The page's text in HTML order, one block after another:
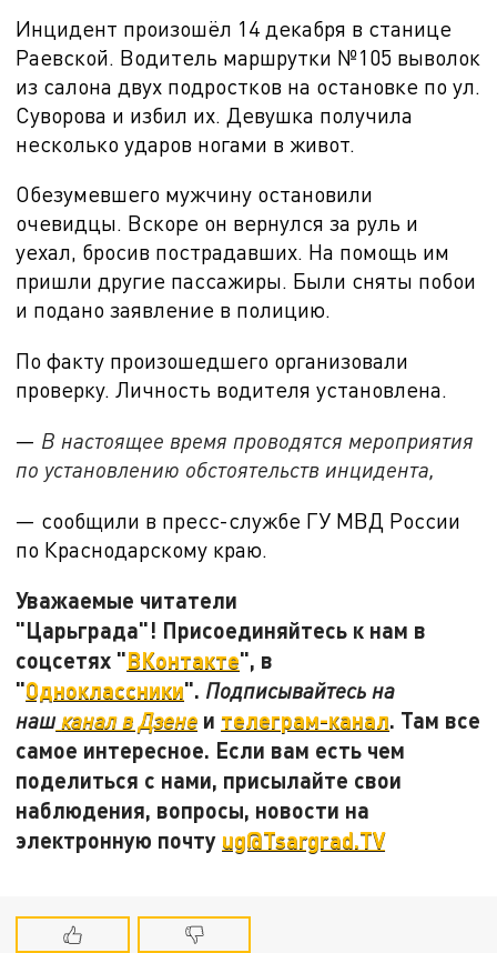
Инцидент произошёл 14 декабря в станице
Раевской. Водитель маршрутки №105 выволок
из салона двух подростков на остановке по ул.
Суворова и избил их. Девушка получила
несколько ударов ногами в живот.
Обезумевшего мужчину остановили
очевидцы. Вскоре он вернулся за руль и
уехал, бросив пострадавших. На помощь им
пришли другие пассажиры. Были сняты побои
и подано заявление в полицию.
По факту произошедшего организовали
проверку. Личность водителя установлена.
— В настоящее время проводятся мероприятия
по установлению обстоятельств инцидента,
— сообщили в пресс-службе ГУ МВД России
по Краснодарскому краю.
Уважаемые читатели
"Царьграда"! Присоединяйтесь к нам в
соцсетях "ВКонтакте", в
"Одноклассники". Подписывайтесь на
наш канал в Дзене и телеграм-канал. Там все
самое интересное. Если вам есть чем
поделиться с нами, присылайте свои
наблюдения, вопросы, новости на
электронную почту ug@Tsargrad.TV